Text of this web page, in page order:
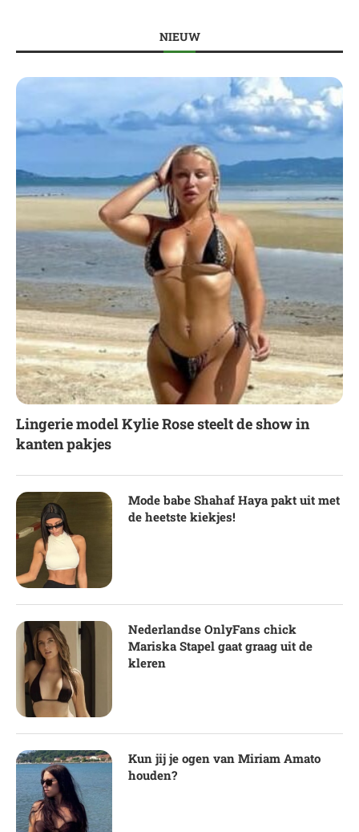
NIEUW
Lingerie model Kylie Rose steelt de show in
kanten pakjes
Mode babe Shahaf Haya pakt uit met
de heetste kiekjes!
Nederlandse OnlyFans chick
Mariska Stapel gaat graag uit de
kleren
Kun jij je ogen van Miriam Amato
houden?